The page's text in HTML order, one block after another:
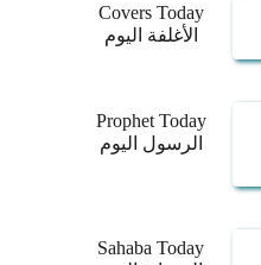
Covers Today
الأغلفة اليوم
Prophet Today
الرسول اليوم
Sahaba Today